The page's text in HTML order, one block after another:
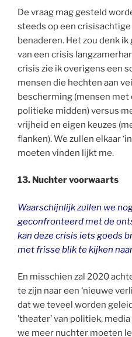
De vraag mag gesteld
steeds op een
benaderen. Het zou denk
van een crisis
crisis zie ik overigens een
mensen die hechten aan
bescherming (mensen met
politieke midden) versus
vrijheid en eigen keuzes
flanken). We zullen elkaar
moeten vinden lijkt me.
13. Nuchter voorwaarts
Waarschijnlijk zullen we
geconfronteerd met de
kan deze crisis iets goeds
met frisse blik te kijken
En misschien zal 2020
te zijn naar een ‘nieuwe
dat we teveel worden
’theater’ van politiek,
we meer nuchter moeten